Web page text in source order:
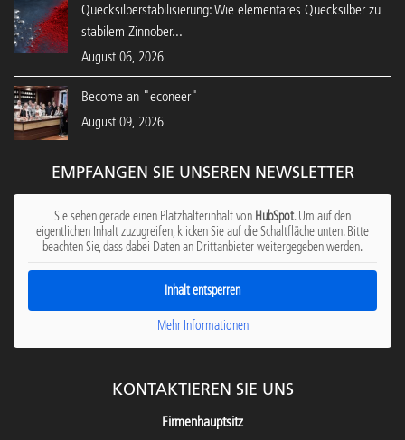
Quecksilberstabilisierung: Wie elementares Quecksilber zu
stabilem Zinnober...
August 06, 2026
Become an "econeer"
August 09, 2026
EMPFANGEN SIE UNSEREN NEWSLETTER
Sie sehen gerade einen Platzhalterinhalt von HubSpot. Um auf den
eigentlichen Inhalt zuzugreifen, klicken Sie auf die Schaltfläche unten. Bitte
beachten Sie, dass dabei Daten an Drittanbieter weitergegeben werden.
Inhalt entsperren
Mehr Informationen
KONTAKTIEREN SIE UNS
Firmenhauptsitz